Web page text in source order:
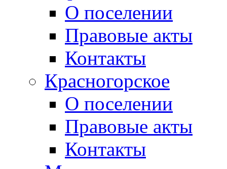
О поселении
Правовые акты
Контакты
Красногорское
О поселении
Правовые акты
Контакты